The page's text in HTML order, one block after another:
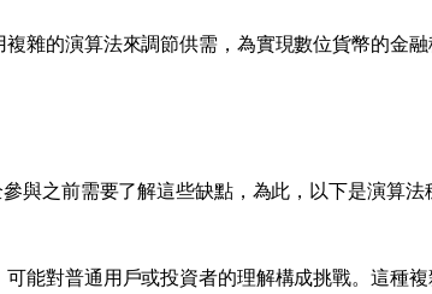
雜的演算法來調節供需，為實現數位貨幣的金
與之前需要了解這些缺點，為此，以下是演算法
能對普通用戶或投資者的理解構成挑戰。這種